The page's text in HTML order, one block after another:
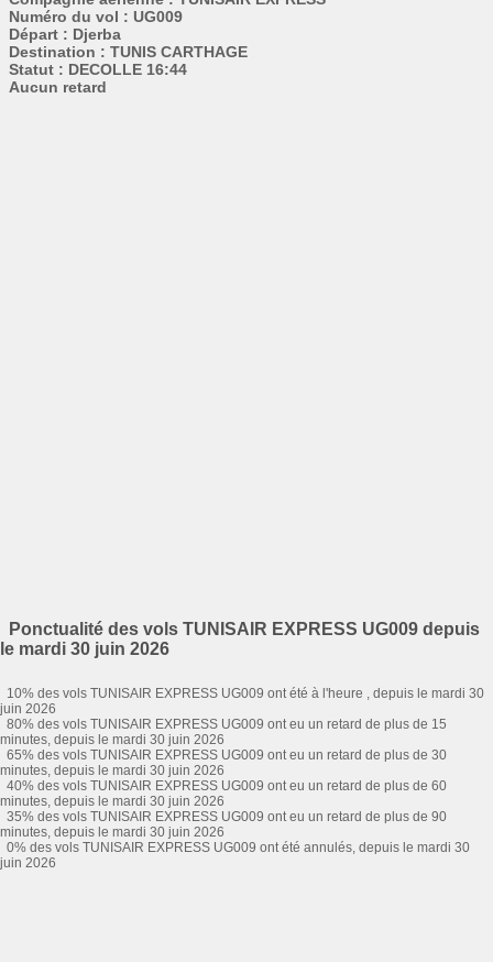
Numéro du vol : UG009
Départ : Djerba
Destination : TUNIS CARTHAGE
Statut : DECOLLE 16:44
Aucun retard
Ponctualité des vols TUNISAIR EXPRESS UG009 depuis
le mardi 30 juin 2026
10% des vols TUNISAIR EXPRESS UG009 ont été à l'heure , depuis le mardi 30
juin 2026
80% des vols TUNISAIR EXPRESS UG009 ont eu un retard de plus de 15
minutes, depuis le mardi 30 juin 2026
65% des vols TUNISAIR EXPRESS UG009 ont eu un retard de plus de 30
minutes, depuis le mardi 30 juin 2026
40% des vols TUNISAIR EXPRESS UG009 ont eu un retard de plus de 60
minutes, depuis le mardi 30 juin 2026
35% des vols TUNISAIR EXPRESS UG009 ont eu un retard de plus de 90
minutes, depuis le mardi 30 juin 2026
0% des vols TUNISAIR EXPRESS UG009 ont été annulés, depuis le mardi 30
juin 2026